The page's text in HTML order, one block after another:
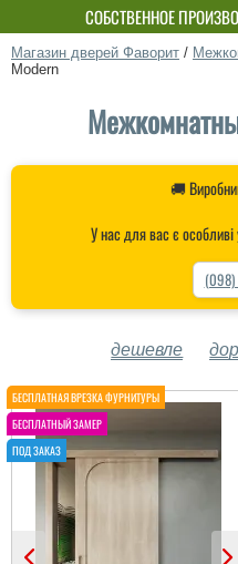
СОБСТВЕННОЕ
Магазин дверей Фаворит /
Modern
🚚
У нас для вас є
дешевле